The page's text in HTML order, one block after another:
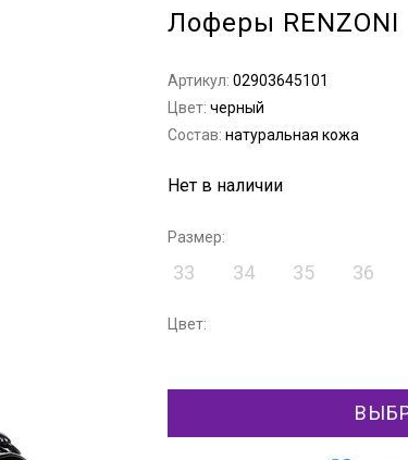
Лоферы RENZONI
Артикул:02903645101
Цвет:черный
Состав:натуральная кожа
Нет в наличии
Размер:
33 34 35 36
Цвет: